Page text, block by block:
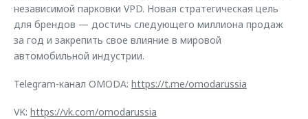
независимой парковки VPD. Новая стратегическая цель
для брендов — достичь следующего миллиона продаж
за год и закрепить свое влияние в мировой
автомобильной индустрии.
Telegram-канал OMODA: https://t.me/omodarussia
VK: https://vk.com/omodarussia